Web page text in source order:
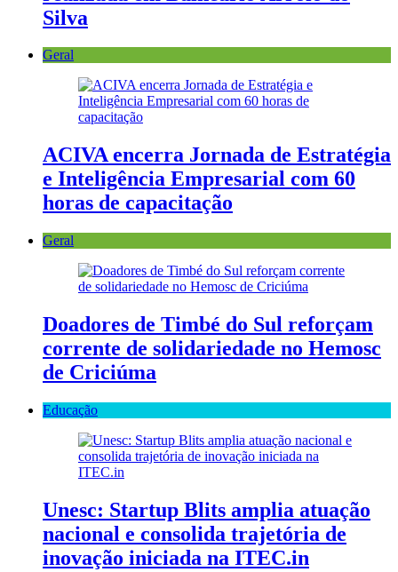
Silva
Geral
ACIVA encerra Jornada de Estratégia
e Inteligência Empresarial com 60
horas de capacitação
Geral
Doadores de Timbé do Sul reforçam
corrente de solidariedade no Hemosc
de Criciúma
Educação
Unesc: Startup Blits amplia atuação
nacional e consolida trajetória de
inovação iniciada na ITEC.in